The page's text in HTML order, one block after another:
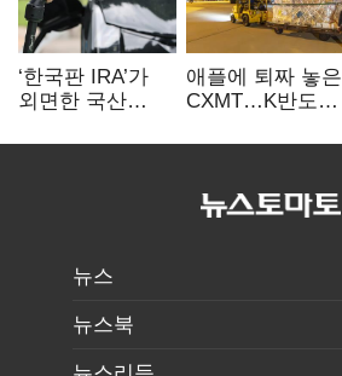
‘한국판 IRA’가
외면한 국산
실효성에 ‘의문’
애플에 퇴짜 놓은
CXMT…K반도체
뉴스
뉴스북